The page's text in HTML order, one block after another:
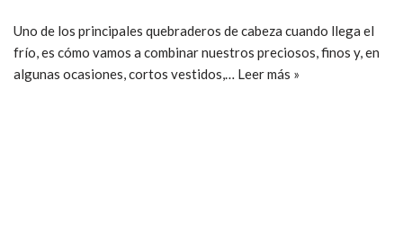
Uno de los principales quebraderos de cabeza cuando llega el
frío, es cómo vamos a combinar nuestros preciosos, finos y, en
algunas ocasiones, cortos vestidos,… Leer más »